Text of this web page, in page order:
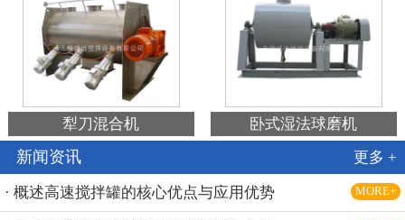
犁刀混合机 卧式湿法球磨机
新闻资讯 更多 +
· 概述高速搅拌罐的核心优点与应用优势 MORE+